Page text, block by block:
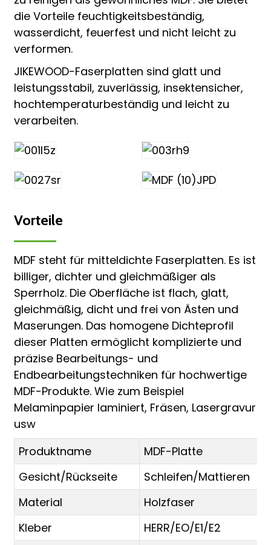
die Vorteile feuchtigkeitsbeständig,
wasserdicht, feuerfest und nicht leicht zu
verformen.
JIKEWOOD-Faserplatten sind glatt und
leistungsstabil, zuverlässig, insektensicher,
hochtemperaturbeständig und leicht zu
verarbeiten.
Vorteile
MDF steht für mitteldichte Faserplatten. Es ist
billiger, dichter und gleichmäßiger als
Sperrholz. Die Oberfläche ist flach, glatt,
gleichmäßig, dicht und frei von Ästen und
Maserungen. Das homogene Dichteprofil
dieser Platten ermöglicht komplizierte und
präzise Bearbeitungs- und
Endbearbeitungstechniken für hochwertige
MDF-Produkte. Wie zum Beispiel
Melaminpapier laminiert, Fräsen, Lasergravur
usw
Produktname
MDF-Platte
Gesicht/Rückseite
Schleifen/Mattieren
Material
Holzfaser
Kleber
HERR/EO/E1/E2